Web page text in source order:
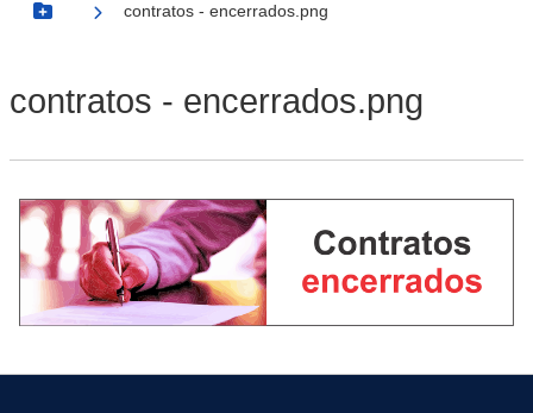
Botão Menu
contratos - encerrados.png
contratos - encerrados.png